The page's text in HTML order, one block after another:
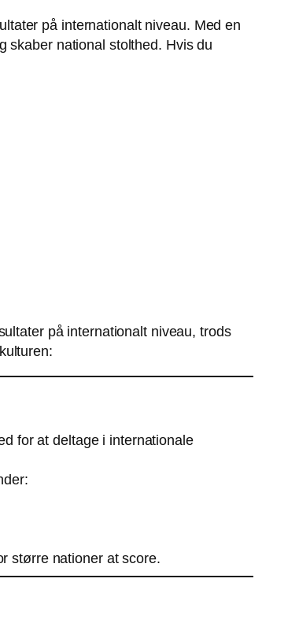
på internationalt niveau. Med en
skaber national stolthed. Hvis du
på internationalt niveau, trods
for at deltage i internationale
større nationer at score.